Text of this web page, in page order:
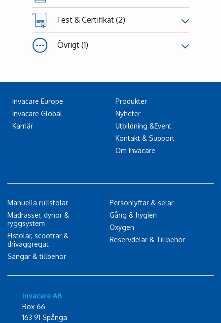
Test & Certifikat (2)
Övrigt (1)
Invacare Europe
Invacare Global
Karriär
Produkter
Nyheter
Utbildning &Event
Kontakt & Support
Om Invacare
Manuella rullstolar
Madrasser, dynor &
ryggsystem
Elstolar, scootrar &
drivaggregat
Sängar & tillbehör
Personlyftar & selar
Gång & hygien
Oxygen
Reservdelar & Tillbehör
Invacare AB
Box 66
163 91 Spånga